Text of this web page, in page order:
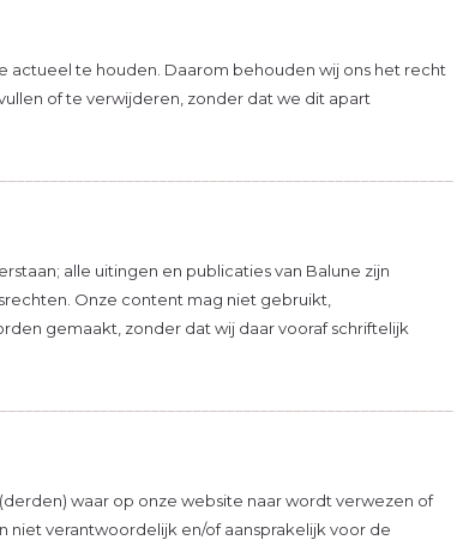
actueel te houden. Daarom behouden wij ons het recht
of te verwijderen, zonder dat we dit apart
alle uitingen en publicaties van Balune zijn
Onze content mag niet gebruikt,
gemaakt, zonder dat wij daar vooraf schriftelijk
waar op onze website naar wordt verwezen of
niet verantwoordelijk en/of aansprakelijk voor de
inschrijft, dan shop
E-mailadres
* Lees hier de wettelijke